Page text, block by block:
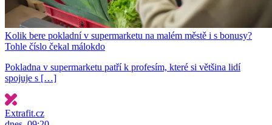
Kolik bere pokladní v supermarketu na malém městě i s bonusy?
Tohle číslo čekal málokdo
Pokladna v supermarketu patří k profesím, které si většina lidí
spojuje s […]
Extrafit.cz